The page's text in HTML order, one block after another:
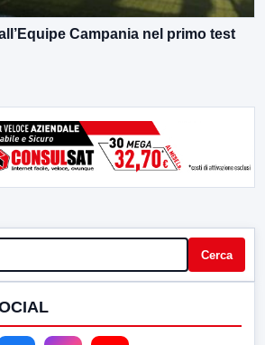
Campania nel primo test
Cerca